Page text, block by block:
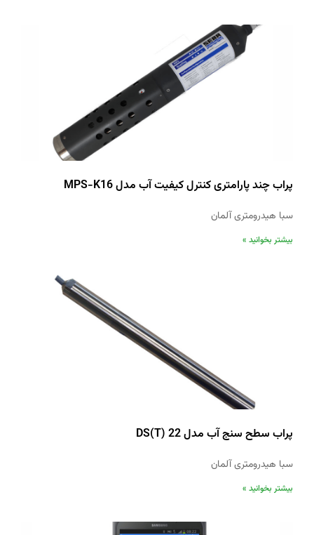
پراب چند پارامتری کنترل کیفیت آب مدل MPS-K16
سبا هیدرومتری آلمان
بیشتر بخوانید »
پراب سطح سنج آب مدل DS(T) 22
سبا هیدرومتری آلمان
بیشتر بخوانید »